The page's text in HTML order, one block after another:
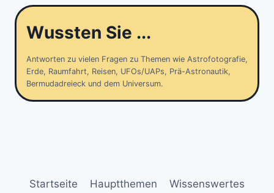
Wussten Sie ...
Antworten zu vielen Fragen zu Themen wie Astrofotografie,
Erde, Raumfahrt, Reisen, UFOs/UAPs, Prä-Astronautik,
Bermudadreieck und dem Universum.
Startseite Hauptthemen Wissenswertes